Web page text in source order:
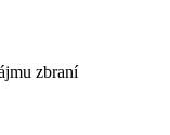
zbraní